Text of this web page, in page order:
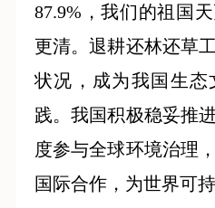
87.9%，我们的祖国
更清。退耕还林还草
状况，成为我国生态
践。我国积极稳妥推
度参与全球环境治理
国际合作，为世界可